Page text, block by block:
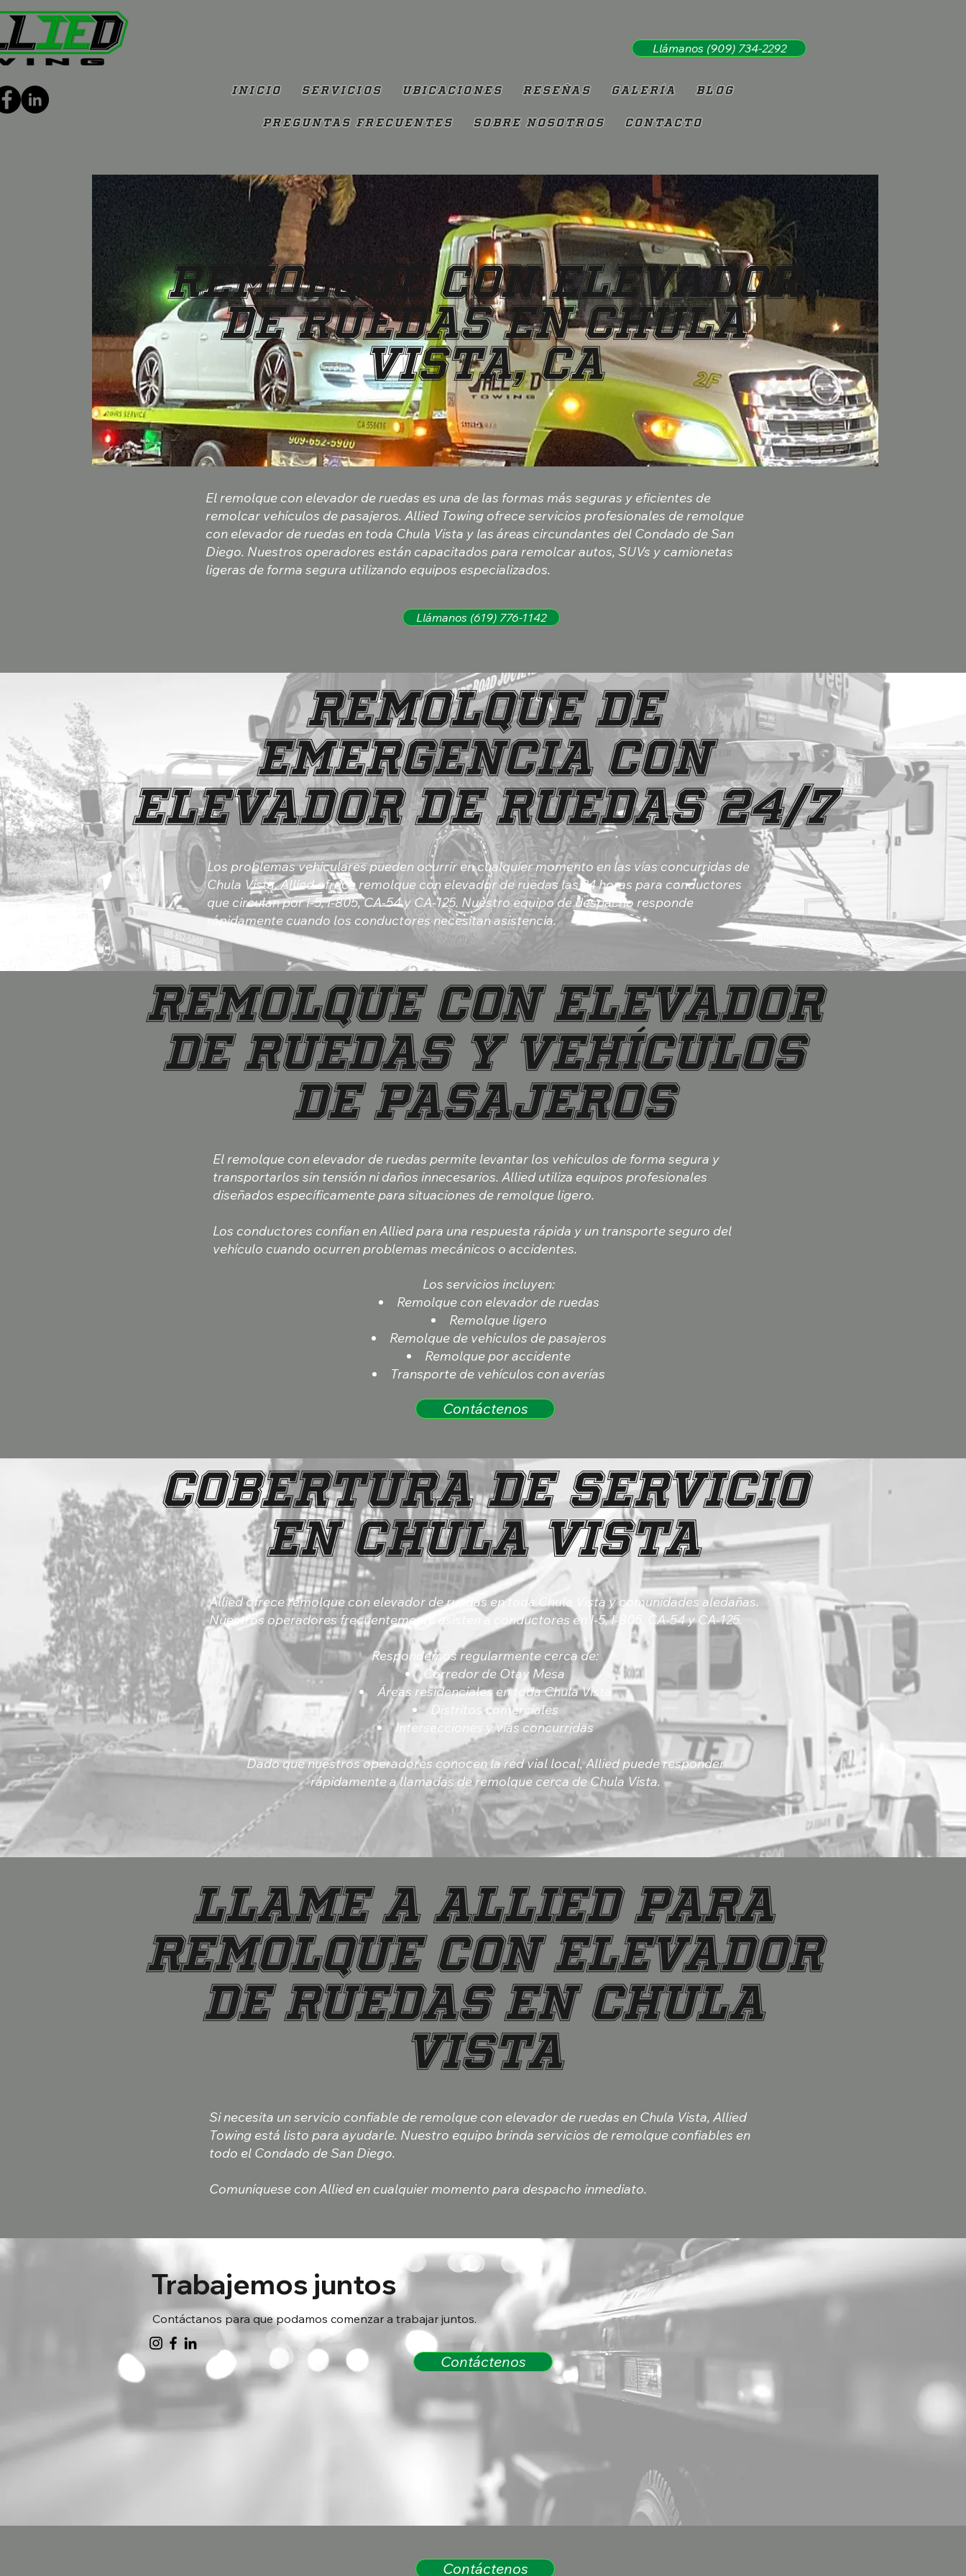
Llámanos (909) 734-2292
Inicio Servicios Ubicaciones Reseñas Galería Blog
Preguntas Frecuentes Sobre Nosotros Contacto
Remolque con Elevador
de Ruedas en Chula
Vista, CA
Llámanos (619) 776-1142
El remolque con elevador de ruedas es una de las formas más seguras y eficientes de
remolcar vehículos de pasajeros. Allied Towing ofrece servicios profesionales de remolque
con elevador de ruedas en toda Chula Vista y las áreas circundantes del Condado de San
Diego. Nuestros operadores están capacitados para remolcar autos, SUVs y camionetas
ligeras de forma segura utilizando equipos especializados.
Remolque de
Emergencia con
Elevador de Ruedas 24/7
Los problemas vehiculares pueden ocurrir en cualquier momento en las vías concurridas de
Chula Vista. Allied ofrece remolque con elevador de ruedas las 24 horas para conductores
que circulan por I-5, I-805, CA-54 y CA-125. Nuestro equipo de despacho responde
rápidamente cuando los conductores necesitan asistencia.
Remolque con Elevador
de Ruedas y Vehículos
de Pasajeros
Los servicios incluyen:
Remolque con elevador de ruedas
Remolque ligero
Remolque de vehículos de pasajeros
Remolque por accidente
Transporte de vehículos con averías
Contáctenos
El remolque con elevador de ruedas permite levantar los vehículos de forma segura y
transportarlos sin tensión ni daños innecesarios. Allied utiliza equipos profesionales
diseñados específicamente para situaciones de remolque ligero.
Los conductores confían en Allied para una respuesta rápida y un transporte seguro del
vehículo cuando ocurren problemas mecánicos o accidentes.
Cobertura de Servicio
en Chula Vista
Allied ofrece remolque con elevador de ruedas en toda Chula Vista y comunidades aledañas.
Nuestros operadores frecuentemente asisten a conductores en I-5, I-805, CA-54 y CA-125.
Respondemos regularmente cerca de:
Corredor de Otay Mesa
Áreas residenciales en toda Chula Vista
Distritos comerciales
Intersecciones y vías concurridas
Dado que nuestros operadores conocen la red vial local, Allied puede responder
rápidamente a llamadas de remolque cerca de Chula Vista.
Llame a Allied para
Remolque con Elevador
de Ruedas en Chula
Vista
Si necesita un servicio confiable de remolque con elevador de ruedas en Chula Vista, Allied
Towing está listo para ayudarle. Nuestro equipo brinda servicios de remolque confiables en
todo el Condado de San Diego.
Comuníquese con Allied en cualquier momento para despacho inmediato.
Trabajemos juntos
Contáctanos para que podamos comenzar a trabajar juntos.
Contáctenos
Contáctenos